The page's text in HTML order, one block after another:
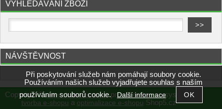
VYHLEDÁVÁNÍ ZBOŽÍ
NÁVŠTĚVNOST
Copyright ©www.chytrezbozi.cz,provozováno na systému
tvorba e-shopu a optimalizace e-shopu Shop5.cz
Při poskytování služeb nám pomáhají soubory cookie.
Používáním našich služeb vyjadřujete souhlas s naším
používáním souborů cookie.Další informace